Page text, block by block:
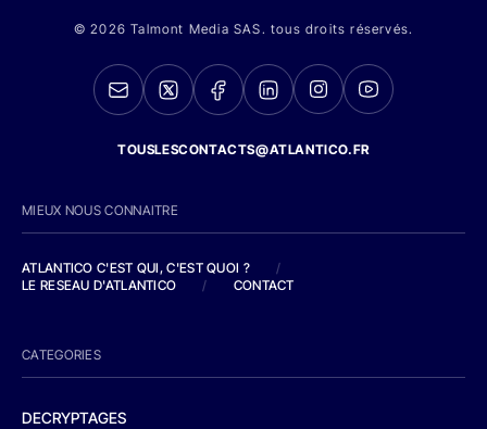
© 2026 Talmont Media SAS. tous droits réservés.
TOUSLESCONTACTS@ATLANTICO.FR
MIEUX NOUS CONNAITRE
ATLANTICO C'EST QUI, C'EST QUOI ?
/
LE RESEAU D'ATLANTICO
/ CONTACT
CATEGORIES
DECRYPTAGES